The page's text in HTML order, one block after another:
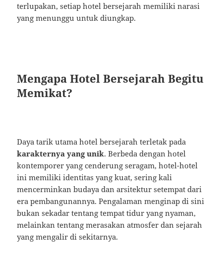
terlupakan, setiap hotel bersejarah memiliki narasi
yang menunggu untuk diungkap.
Mengapa Hotel Bersejarah Begitu
Memikat?
Daya tarik utama hotel bersejarah terletak pada
karakternya yang unik. Berbeda dengan hotel
kontemporer yang cenderung seragam, hotel-hotel
ini memiliki identitas yang kuat, sering kali
mencerminkan budaya dan arsitektur setempat dari
era pembangunannya. Pengalaman menginap di sini
bukan sekadar tentang tempat tidur yang nyaman,
melainkan tentang merasakan atmosfer dan sejarah
yang mengalir di sekitarnya.